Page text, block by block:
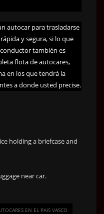
autocar para trasladarse
y segura, si lo que
también es
flota de autocares,
en los que tendrá la
a donde usted precise.
holding a briefcase and
near car.
EN EL PAIS VASCO